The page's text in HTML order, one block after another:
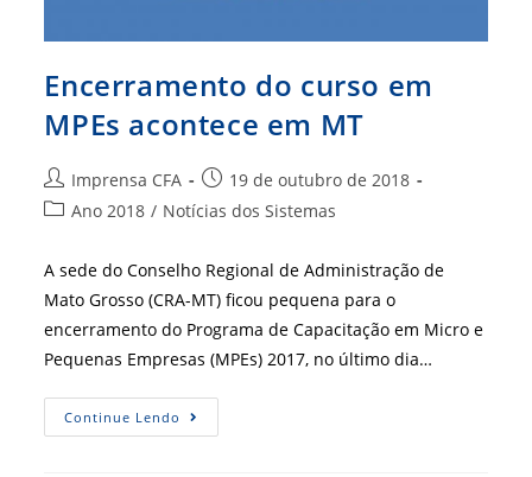
Encerramento do curso em
MPEs acontece em MT
Autor
do
Imprensa CFA
Post
publicado:
19 de outubro de 2018
Categoria
Ano 2018 / Notícias dos Sistemas
A sede do Conselho Regional de Administração de
Mato Grosso (CRA-MT) ficou pequena para o
encerramento do Programa de Capacitação em Micro e
Pequenas Empresas (MPEs) 2017, no último dia…
Continue Lendo Encerramento
Do